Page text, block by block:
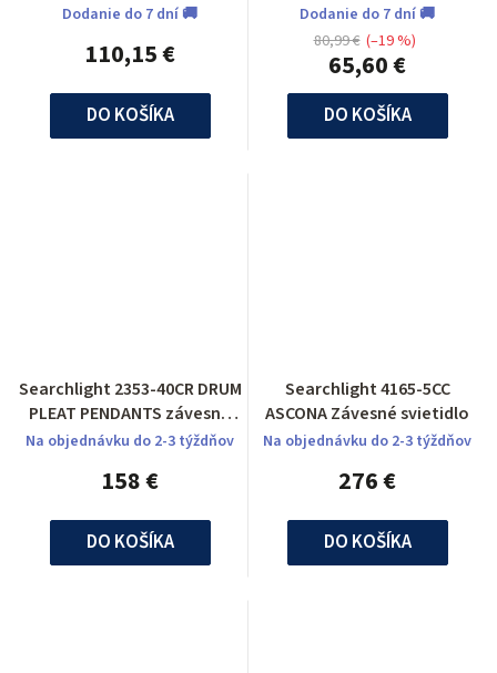
Dodanie do 7 dní 🚚
110,15 €
DO KOŠÍKA
Dodanie do 7 dní 🚚
65,60 €
80,99 € (–19 %)
DO KOŠÍKA
Searchlight 2353-40CR DRUM
PLEAT PENDANTS závesné
svietidlo
Na objednávku do 2-3 týždňov
158 €
DO KOŠÍKA
Searchlight 4165-5CC
ASCONA Závesné svietidlo
Na objednávku do 2-3 týždňov
276 €
DO KOŠÍKA